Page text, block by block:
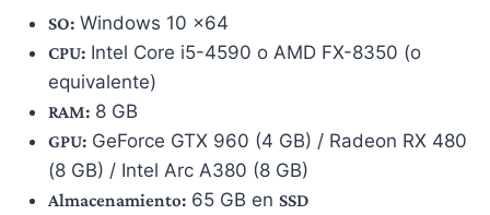
SO: Windows 10 x64
CPU: Intel Core i5-4590 o AMD FX-8350 (o
equivalente)
RAM: 8 GB
GPU: GeForce GTX 960 (4 GB) / Radeon RX 480
(8 GB) / Intel Arc A380 (8 GB)
Almacenamiento: 65 GB en SSD